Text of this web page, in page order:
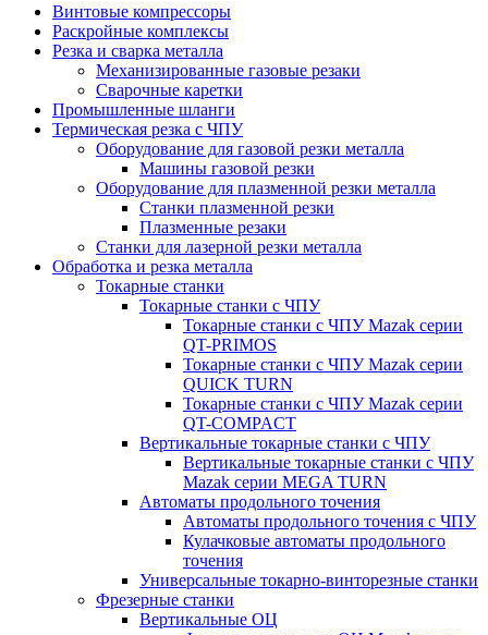
Винтовые компрессоры
Раскройные комплексы
Резка и сварка металла
Механизированные газовые резаки
Сварочные каретки
Промышленные шланги
Термическая резка с ЧПУ
Оборудование для газовой резки металла
Машины газовой резки
Оборудование для плазменной резки металла
Станки плазменной резки
Плазменные резаки
Станки для лазерной резки металла
Обработка и резка металла
Токарные станки
Токарные станки с ЧПУ
Токарные станки с ЧПУ Mazak серии
QT-PRIMOS
Токарные станки с ЧПУ Mazak серии
QUICK TURN
Токарные станки с ЧПУ Mazak серии
QT-COMPACT
Вертикальные токарные станки с ЧПУ
Вертикальные токарные станки с ЧПУ
Mazak серии MEGA TURN
Автоматы продольного точения
Автоматы продольного точения с ЧПУ
Кулачковые автоматы продольного
точения
Универсальные токарно-винторезные станки
Фрезерные станки
Вертикальные ОЦ